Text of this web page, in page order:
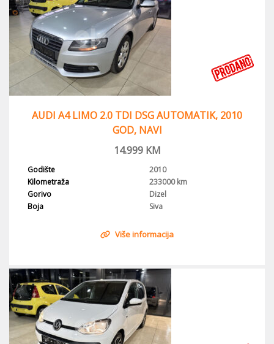
AUDI A4 LIMO 2.0 TDI DSG AUTOMATIK, 2010
GOD, NAVI
14.999KM
Godište
2010
Kilometraža
233000 km
Gorivo
Dizel
Boja
Siva
Više informacija